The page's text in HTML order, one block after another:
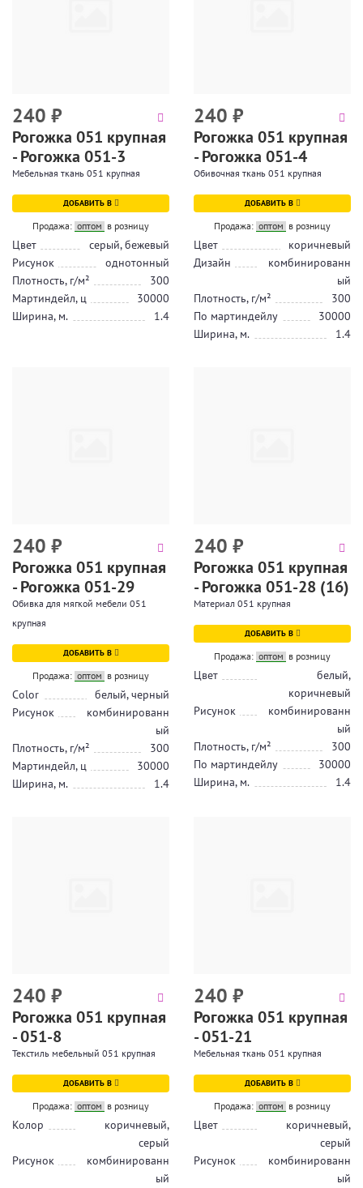
240 ₽
Рогожка 051 крупная
- Рогожка 051-3
Мебельная ткань 051 крупная
ДОБАВИТЬ В
Продажа: оптом в розницу
Цвет
серый, бежевый
Рисунок
однотонный
Плотность, г/м²
300
Мартиндейл, ц
30000
Ширина, м.
1.4
240 ₽
Рогожка 051 крупная
- Рогожка 051-4
Обивочная ткань 051 крупная
ДОБАВИТЬ В
Продажа: оптом в розницу
Цвет
коричневый
Дизайн
комбинированн
ый
Плотность, г/м²
300
По мартиндейлу
30000
Ширина, м.
1.4
240 ₽
Рогожка 051 крупная
- Рогожка 051-29
Обивка для мягкой мебели 051
крупная
ДОБАВИТЬ В
Продажа: оптом в розницу
Color
белый, черный
Рисунок
комбинированн
ый
Плотность, г/м²
300
Мартиндейл, ц
30000
Ширина, м.
1.4
240 ₽
Рогожка 051 крупная
- Рогожка 051-28 (16)
Материал 051 крупная
ДОБАВИТЬ В
Продажа: оптом в розницу
Цвет
белый,
коричневый
Рисунок
комбинированн
ый
Плотность, г/м²
300
По мартиндейлу
30000
Ширина, м.
1.4
240 ₽
Рогожка 051 крупная
- 051-8
Текстиль мебельный 051 крупная
ДОБАВИТЬ В
Продажа: оптом в розницу
Колор
коричневый,
серый
Рисунок
комбинированн
ый
240 ₽
Рогожка 051 крупная
- 051-21
Мебельная ткань 051 крупная
ДОБАВИТЬ В
Продажа: оптом в розницу
Цвет
коричневый,
серый
Рисунок
комбинированн
ый